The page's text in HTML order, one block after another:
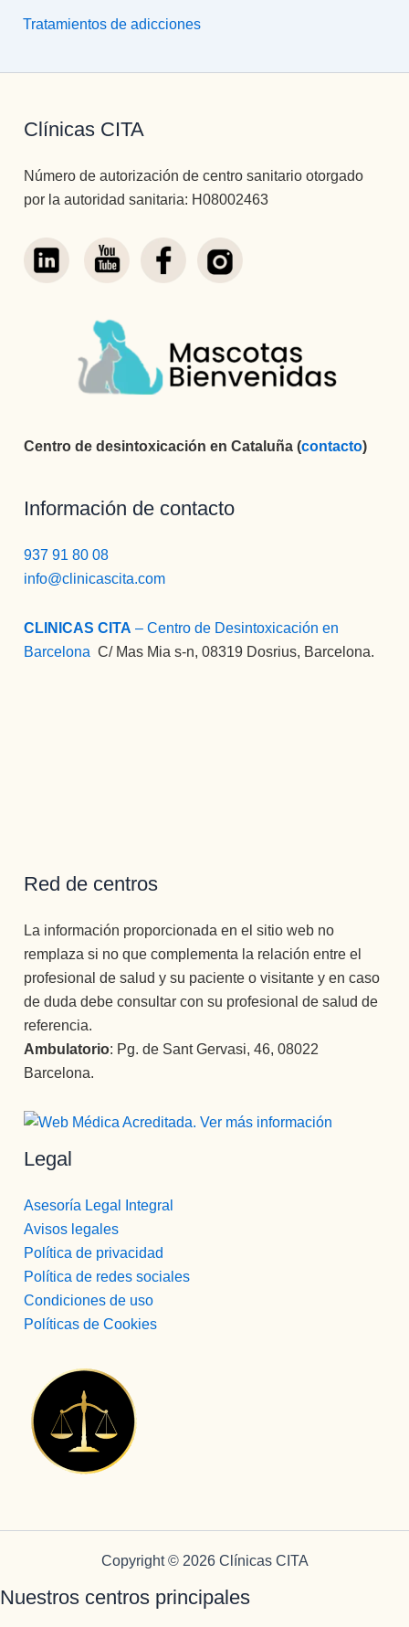
Tratamientos de adicciones
Clínicas CITA
Número de autorización de centro sanitario otorgado
por la autoridad sanitaria: H08002463
Centro de desintoxicación en Cataluña (contacto)
Información de contacto
937 91 80 08
info@clinicascita.com
CLINICAS CITA – Centro de Desintoxicación en
Barcelona :C/ Mas Mia s-n, 08319 Dosrius, Barcelona.
Red de centros
La información proporcionada en el sitio web no
remplaza si no que complementa la relación entre el
profesional de salud y su paciente o visitante y en caso
de duda debe consultar con su profesional de salud de
referencia.
Ambulatorio: Pg. de Sant Gervasi, 46, 08022
Barcelona.
Legal
Asesoría Legal Integral
Avisos legales
Política de privacidad
Política de redes sociales
Condiciones de uso
Políticas de Cookies
Copyright © 2026 Clínicas CITA
Nuestros centros principales